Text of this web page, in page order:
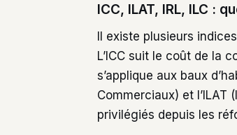
ICC, ILAT, IRL, ILC :
Il existe plusieurs
L’ICC suit le coût de la
s’applique aux baux
Commerciaux) et
privilégiés depuis les